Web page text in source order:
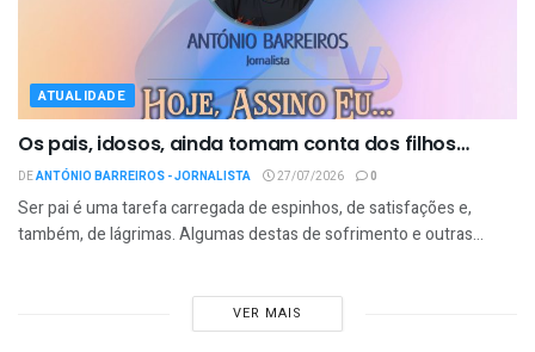
ATUALIDADE
Os pais, idosos, ainda tomam conta dos filhos…
DEANTÓNIO BARREIROS - JORNALISTA 27/07/2026 0
Ser pai é uma tarefa carregada de espinhos, de satisfações e,
também, de lágrimas. Algumas destas de sofrimento e outras...
VER MAIS